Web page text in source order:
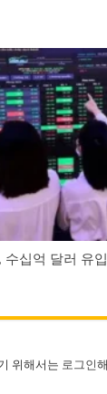
수십억 달러 유
위해서는 로그인